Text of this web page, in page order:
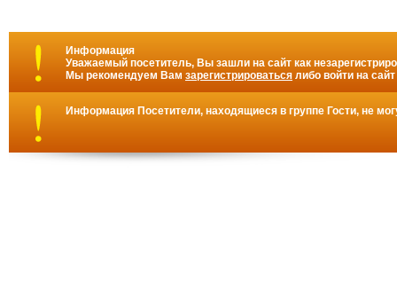
Информация
Уважаемый посетитель, Вы зашли на сайт как
Мы рекомендуем Вам зарегистрироваться либо войти на
Информация Посетители, находящиеся в группе Гости, не